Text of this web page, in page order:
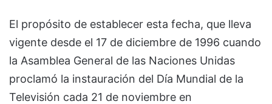
El propósito de establecer esta fecha, que lleva
vigente desde el 17 de diciembre de 1996 cuando
la Asamblea General de las Naciones Unidas
proclamó la instauración del Día Mundial de la
Televisión cada 21 de noviembre en